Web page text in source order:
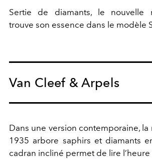
Sertie de diamants, le nouvelle
trouve son essence dans le modèle
Van Cleef & Arpels
Dans une version contemporaine,
1935 arbore saphirs et diamants
cadran incliné permet de lire